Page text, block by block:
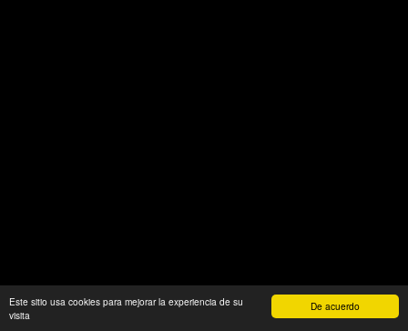
De acuerdo
Este sitio usa cookies para mejorar la experiencia de su
visita